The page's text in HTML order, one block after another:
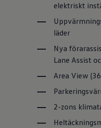
elektriskt
läder
Nya
Lane Assist
Area View
2-zons